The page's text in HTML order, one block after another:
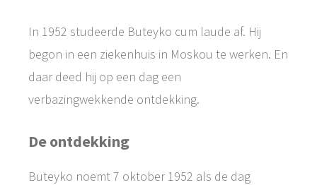
In 1952 studeerde Buteyko cum laude af. Hij
begon in een ziekenhuis in Moskou te werken. En
daar deed hij op een dag een
verbazingwekkende ontdekking.
De ontdekking
Buteyko noemt 7 oktober 1952 als de dag